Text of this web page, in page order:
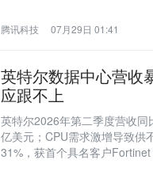
腾讯科技 07月29日 01:41
英特尔数据中心营收
应跟不上
英特尔2026年第二季度营收
亿美元；CPU需求激增导致供
31%，获首个具名客户